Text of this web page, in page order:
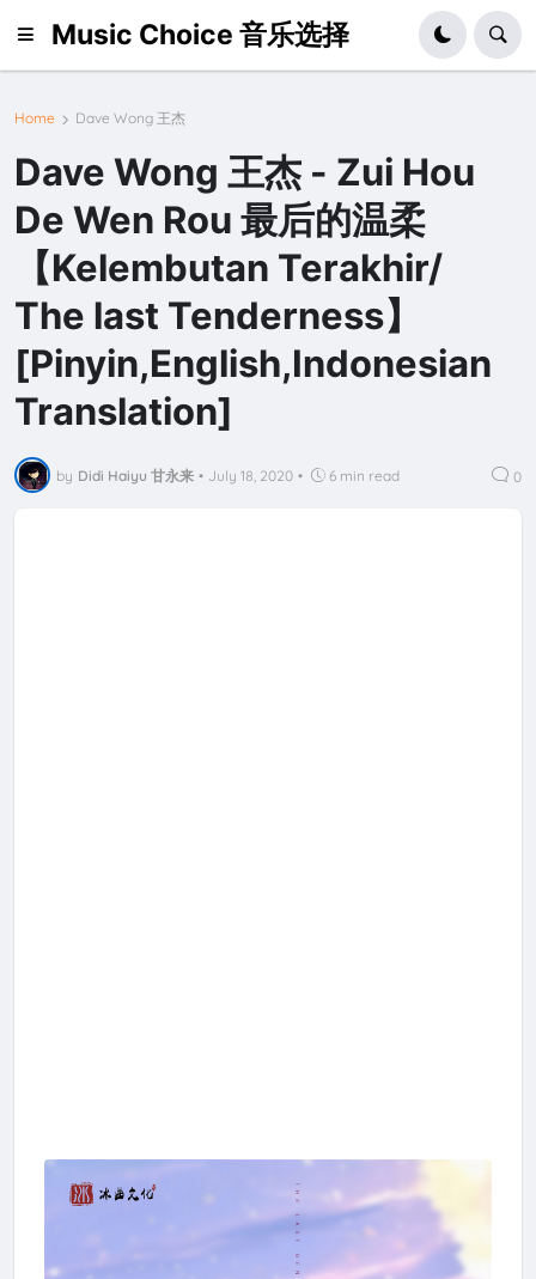
Music Choice 音乐选择
Home Dave Wong 王杰
Dave Wong 王杰 - Zui Hou
De Wen Rou 最后的温柔
【Kelembutan Terakhir/
The last Tenderness】
[Pinyin,English,Indonesian
Translation]
by Didi Haiyu 甘永来 • July 18, 2020 • 6 min read 0